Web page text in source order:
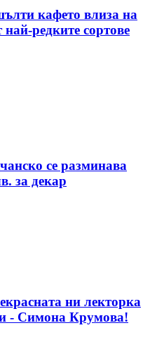
кафето влиза на
редките сортове
се разминава
за декар
ни лекторка
- Симона Крумова!